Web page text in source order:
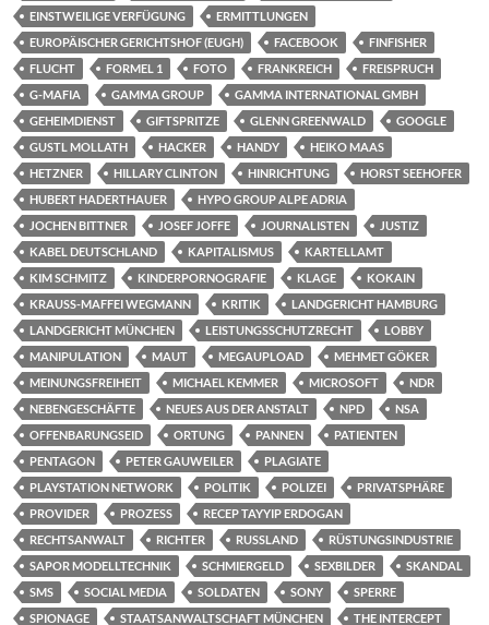
EINSTWEILIGE VERFÜGUNG
ERMITTLUNGEN
EUROPÄISCHER GERICHTSHOF (EUGH)
FACEBOOK
FINFISHER
FLUCHT
FORMEL 1 FOTO FRANKREICH
FREISPRUCH
G-MAFIA
GAMMA GROUP
GAMMA INTERNATIONAL GMBH
GEHEIMDIENST
GIFTSPRITZE GLENN GREENWALD
GOOGLE
GUSTL MOLLATH
HACKER HANDY
HEIKO MAAS
HETZNER
HILLARY CLINTON HINRICHTUNG
HORST SEEHOFER
HUBERT HADERTHAUER
HYPO GROUP ALPE ADRIA
JOCHEN BITTNER
JOSEF JOFFE JOURNALISTEN
JUSTIZ
KABEL DEUTSCHLAND
KAPITALISMUS
KARTELLAMT
KIM SCHMITZ
KINDERPORNOGRAFIE KLAGE
KOKAIN
KRAUSS-MAFFEI WEGMANN
KRITIK
LANDGERICHT HAMBURG
LANDGERICHT MÜNCHEN
LEISTUNGSSCHUTZRECHT
LOBBY
MANIPULATION
MAUT MEGAUPLOAD
MEHMET GÖKER
MEINUNGSFREIHEIT
MICHAEL KEMMER MICROSOFT
NDR
NEBENGESCHÄFTE
NEUES AUS DER ANSTALT NPD
NSA
OFFENBARUNGSEID
ORTUNG PANNEN
PATIENTEN
PENTAGON
PETER GAUWEILER
PLAGIATE
PLAYSTATION NETWORK
POLITIK POLIZEI
PRIVATSPHÄRE
PROVIDER
PROZESS
RECEP TAYYIP ERDOGAN
RECHTSANWALT
RICHTER RUSSLAND
RÜSTUNGSINDUSTRIE
SAPOR MODELLTECHNIK
SCHMIERGELD SEXBILDER
SKANDAL
SMS
SOCIAL MEDIA SOLDATEN SONY
SPERRE
SPIONAGE
STAATSANWALTSCHAFT MÜNCHEN
THE INTERCEPT